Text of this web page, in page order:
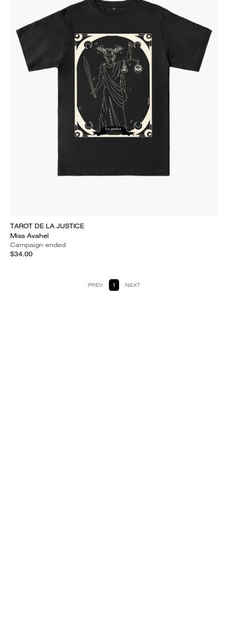
TAROT DE LA JUSTICE
Miss Avahel
Campaign ended
$34.00
PREV 1 NEXT